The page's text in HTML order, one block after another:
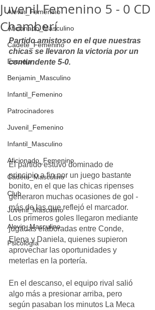
Alevin_Femenino
Aficionado_Masculino
Cadete_Femenino
Escuela
Benjamin_Masculino
Infantil_Femenino
Patrocinadores
Juvenil_Femenino
Infantil_Masculino
Aficionado_Femenino
Cadete_Masculino
Club
Juvenil_Masculino
Alevin_Masculino
Psicología
Juvenil Femenino 5 - 0 CD
Chamberí
Partido amistoso en el que nuestras
chicas se llevaron la victoria por un
contundente 5-0.
El partido estuvo dominado de
principio a fin por un juego bastante
bonito, en el que las chicas ripenses
generaron muchas ocasiones de gol -
más de las que reflejó el marcador.
Los primeros goles llegaron mediante
jugadas elaboradas entre Conde,
Elena y Daniela, quienes supieron
aprovechar las oportunidades y
meterlas en la portería.
En el descanso, el equipo rival salió
algo más a presionar arriba, pero
según pasaban los minutos La Meca